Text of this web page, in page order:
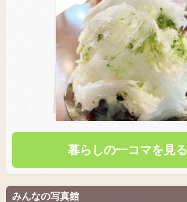
暮らしの一コマを見る
みんなの写真館